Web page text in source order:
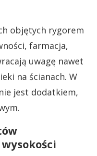
objętych rygorem
farmacja,
uwagę nawet
na ścianach. W
jest dodatkiem,